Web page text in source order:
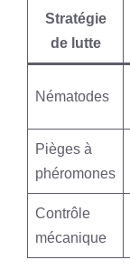
Stratégie
de lutte
Nématodes
Pièges à
phéromones
Contrôle
mécanique